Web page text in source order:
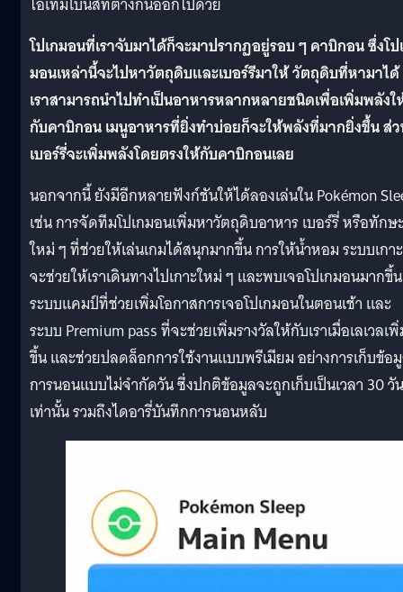
โปเกมอนที่เราจับมาได้ก็จะมาปรากฏอยู่รอบ ๆ คาบิกอน ซึ่งโป
มอนเหล่านี้จะไปหาวัตถุดิบและเบอร์รีมาให้ วัตถุดิบที่หามาได้
เราสามารถนำไปทำเป็นอาหารหลากหลายชนิดเพื่อเพิ่มพลังใ
กับคาบิกอน เมนูอาหารที่ยิ่งทำบ่อยก็จะให้พลังที่มากยิ่งขึ้น ส่
เบอร์รี่จะเพิ่มพลังโดยตรงให้กับคาบิกอนเลย
นอกจากนี้ ยังมีอีกหลายฟังก์ชันให้ได้ลองเล่นใน Pokémon
เช่น การจัดทีมโปเกมอนเพิ่มหาวัตถุดิบอาหาร เบอร์รี่ หรือทักษ
ใหม่ ๆ ที่ช่วยให้เล่นเกมได้สนุกมากขึ้น การให้น้ำหอม ระบบเกา
จะช่วยให้เราเดินทางไปเกาะใหม่ ๆ และพบเจอโปเกมอนมากขึ้น
ระบบแคมป์ที่ช่วยเพิ่มโอกาสการเจอโปเกมอนในตอนเช้า และ
ระบบ Premium pass ที่จะช่วยเพิ่มรางวัลให้กับเราเมื่อเลเวลเ
ขึ้น และช่วยปลดล็อกการใช้งานแบบพรีเมียม อย่างการเก็บข้อ
การนอนแบบไม่จำกัดวัน ซึ่งปกติข้อมูลจะถูกเก็บเป็นเวลา 30 วัน
เท่านั้น รวมถึงไดอารี่บันทึกการนอนหลับ